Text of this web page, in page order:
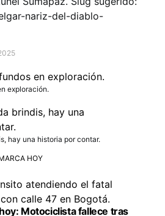
nariz-del-diablo-
exploración.
hay una historia por contar.
HOY
Motociclista fallece tras